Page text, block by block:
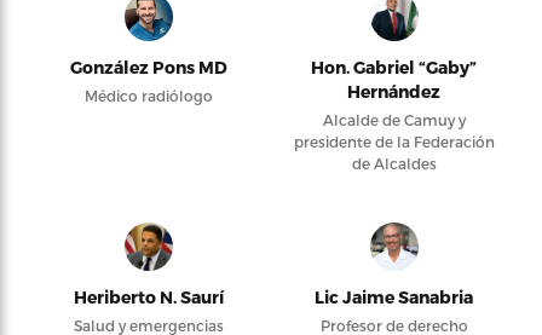
González Pons MD
Médico radiólogo
Hon. Gabriel “Gaby”
Hernández
Alcalde de Camuy y
presidente de la Federación
de Alcaldes
Heriberto N. Saurí
Salud y emergencias
Lic Jaime Sanabria
Profesor de derecho